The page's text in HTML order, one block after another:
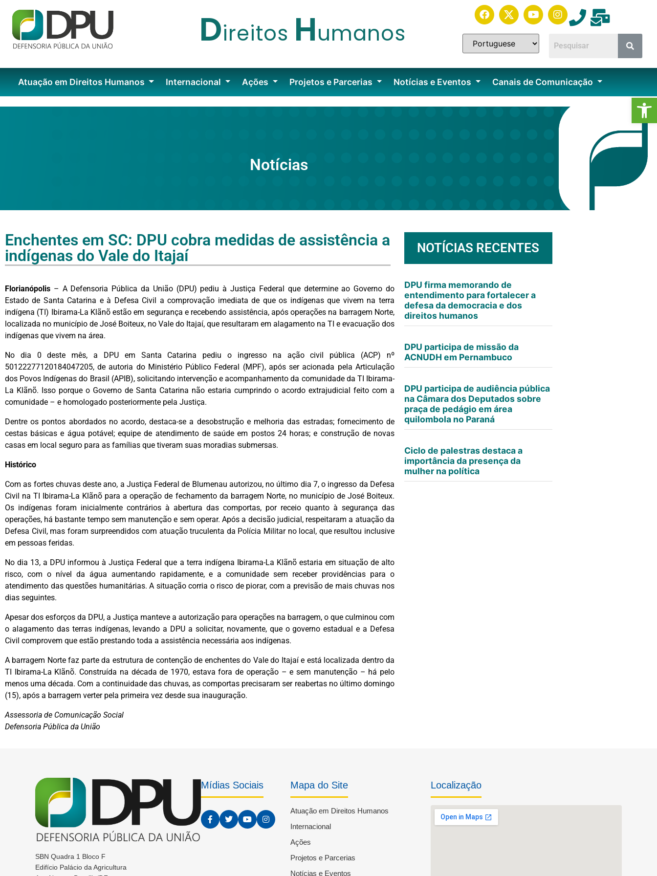
Direitos Humanos
Atuação em Direitos Humanos Internacional Ações Projetos e Parcerias Notícias e Eventos Canais de Comunicação
Notícias
Enchentes em SC: DPU cobra medidas de assistência a
indígenas do Vale do Itajaí
Florianópolis – A Defensoria Pública da União (DPU) pediu à Justiça Federal que determine ao Governo do
Estado de Santa Catarina e à Defesa Civil a comprovação imediata de que os indígenas que vivem na terra
indígena (TI) Ibirama-La Klãnõ estão em segurança e recebendo assistência, após operações na barragem Norte,
localizada no município de José Boiteux, no Vale do Itajaí, que resultaram em alagamento na TI e evacuação dos
indígenas que vivem na área.
No dia 0 deste mês, a DPU em Santa Catarina pediu o ingresso na ação civil pública (ACP) nº
50122277120184047205, de autoria do Ministério Público Federal (MPF), após ser acionada pela Articulação
dos Povos Indígenas do Brasil (APIB), solicitando intervenção e acompanhamento da comunidade da TI Ibirama-
La Klãnõ. Isso porque o Governo de Santa Catarina não estaria cumprindo o acordo extrajudicial feito com a
comunidade – e homologado posteriormente pela Justiça.
Dentre os pontos abordados no acordo, destaca-se a desobstrução e melhoria das estradas; fornecimento de
cestas básicas e água potável; equipe de atendimento de saúde em postos 24 horas; e construção de novas
casas em local seguro para as famílias que tiveram suas moradias submersas.
Histórico
Com as fortes chuvas deste ano, a Justiça Federal de Blumenau autorizou, no último dia 7, o ingresso da Defesa
Civil na TI Ibirama-La Klãnõ para a operação de fechamento da barragem Norte, no município de José Boiteux.
Os indígenas foram inicialmente contrários à abertura das comportas, por receio quanto à segurança das
operações, há bastante tempo sem manutenção e sem operar. Após a decisão judicial, respeitaram a atuação da
Defesa Civil, mas foram surpreendidos com atuação truculenta da Polícia Militar no local, que resultou inclusive
em pessoas feridas.
No dia 13, a DPU informou à Justiça Federal que a terra indígena Ibirama-La Klãnõ estaria em situação de alto
risco, com o nível da água aumentando rapidamente, e a comunidade sem receber providências para o
atendimento das questões humanitárias. A situação corria o risco de piorar, com a previsão de mais chuvas nos
dias seguintes.
Apesar dos esforços da DPU, a Justiça manteve a autorização para operações na barragem, o que culminou com
o alagamento das terras indígenas, levando a DPU a solicitar, novamente, que o governo estadual e a Defesa
Civil comprovem que estão prestando toda a assistência necessária aos indígenas.
A barragem Norte faz parte da estrutura de contenção de enchentes do Vale do Itajaí e está localizada dentro da
TI Ibirama-La Klãnõ. Construída na década de 1970, estava fora de operação – e sem manutenção – há pelo
menos uma década. Com a continuidade das chuvas, as comportas precisaram ser reabertas no último domingo
(15), após a barragem verter pela primeira vez desde sua inauguração.
Assessoria de Comunicação Social
Defensoria Pública da União
NOTÍCIAS RECENTES
DPU firma memorando de
entendimento para fortalecer a
defesa da democracia e dos
direitos humanos
DPU participa de missão da
ACNUDH em Pernambuco
DPU participa de audiência pública
na Câmara dos Deputados sobre
praça de pedágio em área
quilombola no Paraná
Ciclo de palestras destaca a
importância da presença da
mulher na política
SBN Quadra 1 Bloco F
Edifício Palácio da Agricultura
Mídias Sociais Mapa do Site
Atuação em Direitos Humanos
Internacional
Ações
Projetos e Parcerias
Notícias e Eventos
Localização